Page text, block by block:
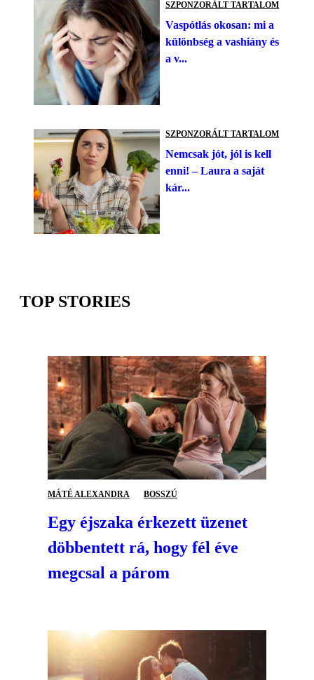
SZPONZORÁLT TARTALOM
Vaspótlás okosan: mi a
különbség a vashiány és
a v...
SZPONZORÁLT TARTALOM
Nemcsak jót, jól is kell
enni! – Laura a saját
kár...
TOP STORIES
MÁTÉ ALEXANDRA BOSSZÚ
Egy éjszaka érkezett üzenet
döbbentett rá, hogy fél éve
megcsal a párom